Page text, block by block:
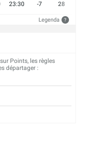
23:30 -7 28
Legenda ?
Points, les règles
départager :